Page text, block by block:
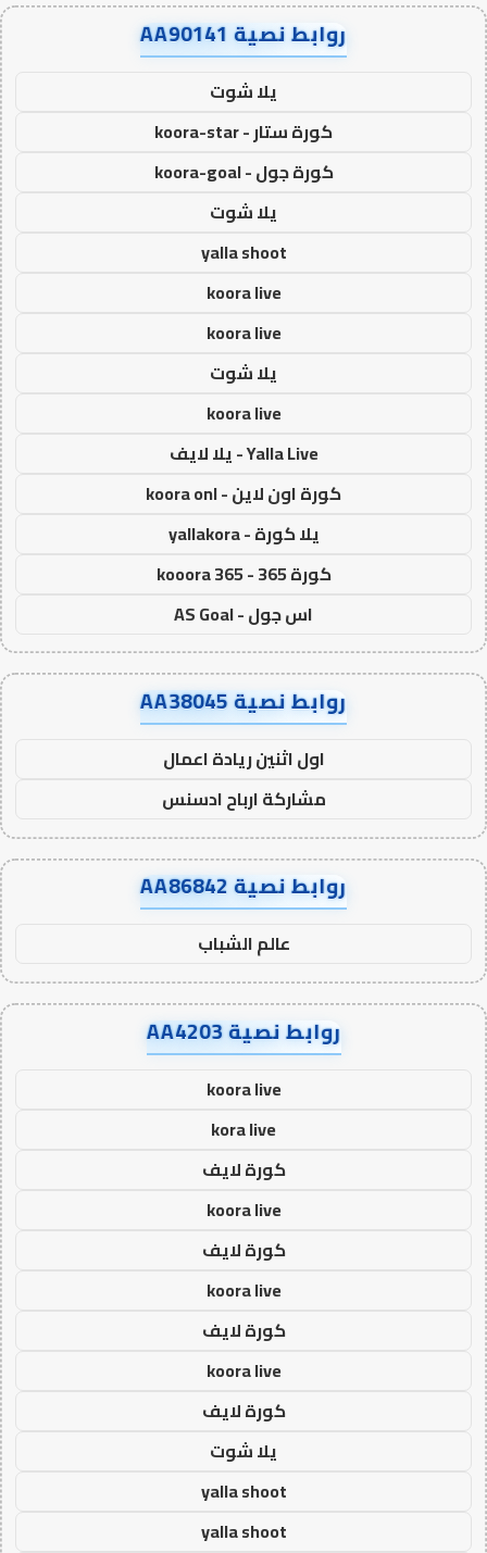
روابط نصية AA90141
يلا شوت
كورة ستار - koora-star
كورة جول - koora-goal
يلا شوت
yalla shoot
koora live
koora live
يلا شوت
koora live
Yalla Live - يلا لايف
كورة اون لاين - koora onl
يلا كورة - yallakora
كورة 365 - kooora 365
اس جول - AS Goal
روابط نصية AA38045
اول اثنين ريادة اعمال
مشاركة ارباح ادسنس
روابط نصية AA86842
عالم الشباب
روابط نصية AA4203
koora live
kora live
كورة لايف
koora live
كورة لايف
koora live
كورة لايف
koora live
كورة لايف
يلا شوت
yalla shoot
yalla shoot